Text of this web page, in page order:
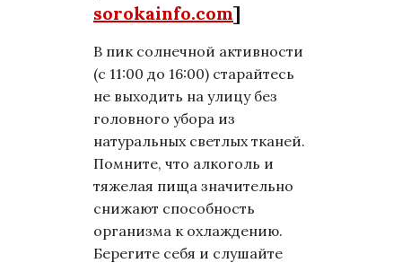
sorokainfo.com]
В пик солнечной активности
(с 11:00 до 16:00) старайтесь
не выходить на улицу без
головного убора из
натуральных светлых тканей.
Помните, что алкоголь и
тяжелая пища значительно
снижают способность
организма к охлаждению.
Берегите себя и слушайте